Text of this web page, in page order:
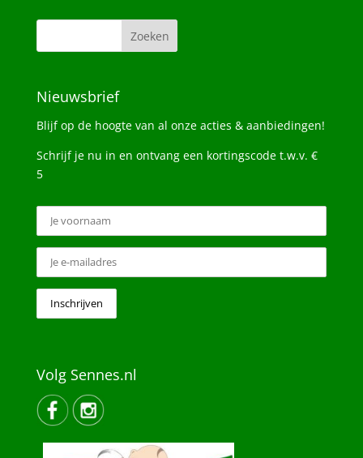
Nieuwsbrief
Blijf op de hoogte van al onze acties & aanbiedingen!
Schrijf je nu in en ontvang een kortingscode t.w.v. €
5
Volg Sennes.nl